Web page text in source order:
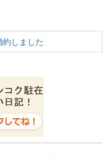
しました